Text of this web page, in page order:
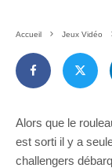
Accueil Jeux Vidéo
Alors que le
est sorti il y a
challengers